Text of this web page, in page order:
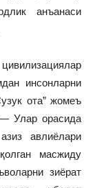
анъанаси
инсонларни
ота” жомеъ
Улар орасида
авлиёлари
масжиду
зиёрат